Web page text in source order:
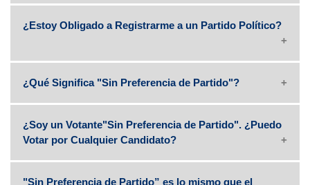
¿Estoy Obligado a Registrarme a un Partido Político?
¿Qué Significa "Sin Preferencia de Partido"?
¿Soy un Votante"Sin Preferencia de Partido". ¿Puedo
Votar por Cualquier Candidato?
"Sin Preferencia de Partido” es lo mismo que el